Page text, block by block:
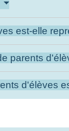
est-elle
parents
d'élèves